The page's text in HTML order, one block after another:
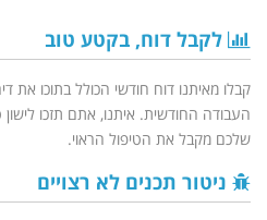
לקבל דוח, בקטע טוב
קבלו מאיתנו דוח חודשי הכולל בתוכו את
העבודה החודשית. איתנו, אתם תזכו
שלכם מקבל את הטיפול הראוי.
ניטור תכנים לא רצויים